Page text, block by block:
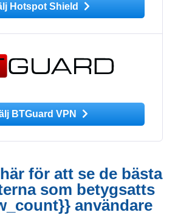
Hotspot Shield
BTGuard VPN
för att se de bästa
som betygsatts
användare